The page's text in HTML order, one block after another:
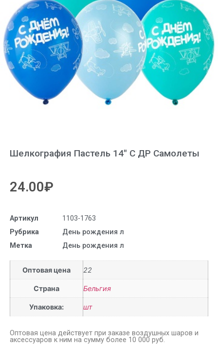
Шелкография Пастель 14″ С ДР Самолеты
24.00₽
Артикул
1103-1763
Рубрика
День рождения л
Метка
День рождения л
Оптовая цена 22
Страна Бельгия
Упаковка: шт
Оптовая цена действует при заказе воздушных шаров и
аксессуаров к ним на сумму более 10 000 руб.